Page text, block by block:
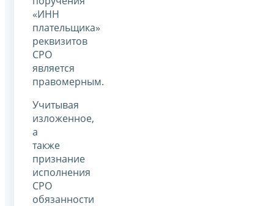
«ИНН
плательщика»
реквизитов
СРО
является
правомерным.
Учитывая
изложенное,
а
также
признание
исполнения
СРО
обязанности